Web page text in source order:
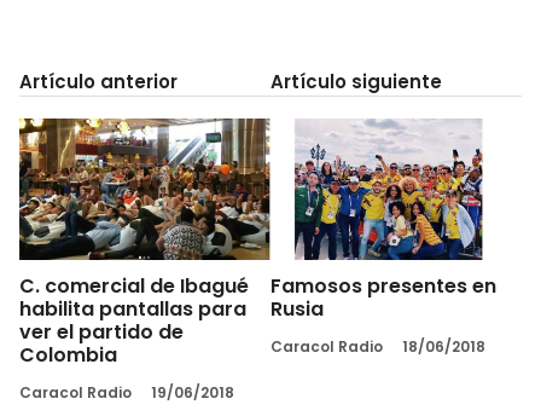
Artículo anterior
C. comercial de Ibagué
habilita pantallas para
ver el partido de
Colombia
Caracol Radio 19/06/2018
Artículo siguiente
Famosos presentes en
Rusia
Caracol Radio 18/06/2018